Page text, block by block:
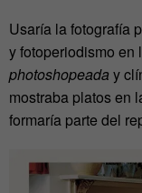
Usaría la fotografía
y fotoperiodismo en
photoshopeada y
mostraba platos en
formaría parte del